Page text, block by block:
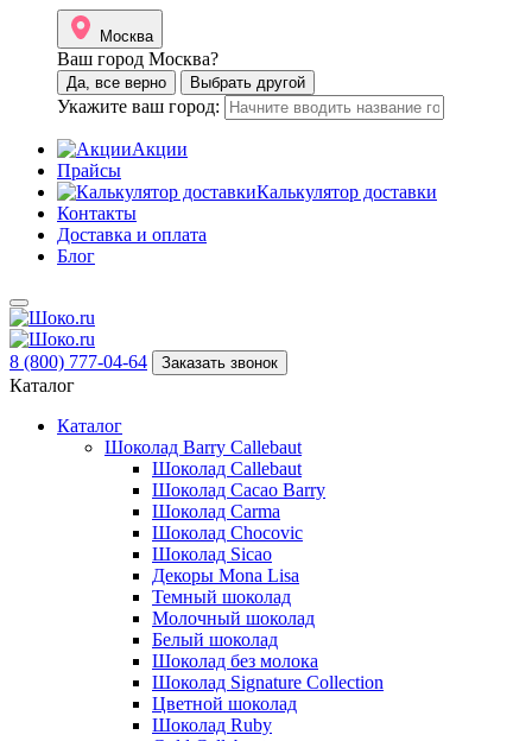
Москва
Ваш город Москва?
Да, все верно Выбрать другой
Укажите ваш город:
Акции
Прайсы
Калькулятор доставки
Контакты
Доставка и оплата
Блог
8 (800) 777-04-64 Заказать звонок
Каталог
Каталог
Шоколад Barry Callebaut
Шоколад Callebaut
Шоколад Cacao Barry
Шоколад Carma
Шоколад Chocovic
Шоколад Sicao
Декоры Mona Lisa
Темный шоколад
Молочный шоколад
Белый шоколад
Шоколад без молока
Шоколад Signature Collection
Цветной шоколад
Шоколад Ruby